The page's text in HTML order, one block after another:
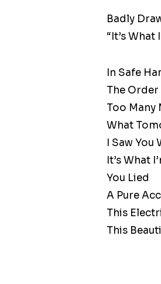
Badly
“It’s What
In Safe
The
Too Many
What
I Saw
It’s What
You Lied
A Pure
This
This